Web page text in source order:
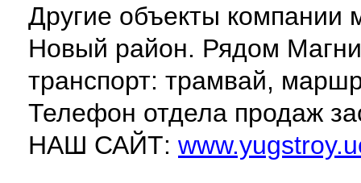
Другие объекты компании
Новый район. Рядом
транспорт: трамвай,
Телефон отдела продаж
НАШ САЙТ: